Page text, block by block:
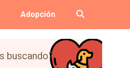
Adopción
buscando?